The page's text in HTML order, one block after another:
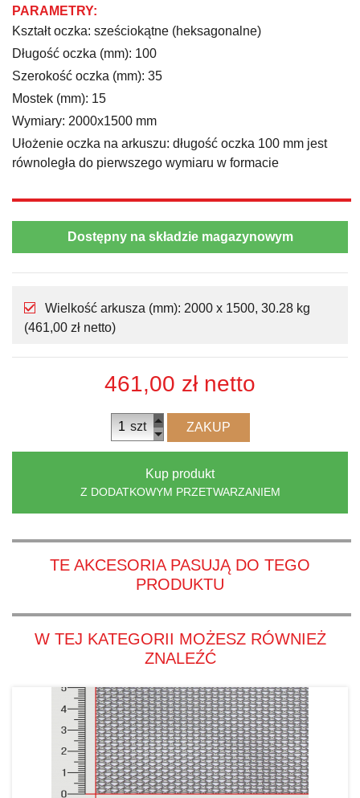
PARAMETRY:
Kształt oczka: sześciokątne (heksagonalne)
Długość oczka (mm): 100
Szerokość oczka (mm): 35
Mostek (mm): 15
Wymiary: 2000x1500 mm
Ułożenie oczka na arkuszu: długość oczka 100 mm jest
równoległa do pierwszego wymiaru w formacie
Dostępny na składzie magazynowym
Wielkość arkusza (mm): 2000 x 1500, 30.28 kg
(461,00 zł netto)
461,00 zł netto
szt ZAKUP
Kup produkt
Z DODATKOWYM PRZETWARZANIEM
TE AKCESORIA PASUJĄ DO TEGO
PRODUKTU
W TEJ KATEGORII MOŻESZ RÓWNIEŻ
ZNALEŹĆ